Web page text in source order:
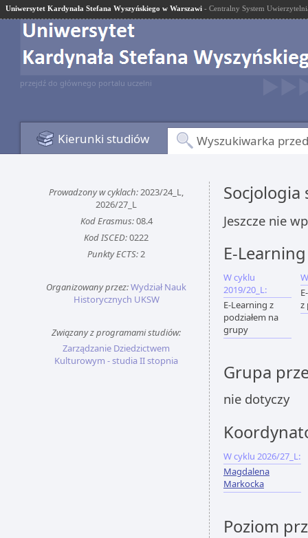
Uniwersytet Kardynała Stefana Wyszyńskiego w Warszawi - Centralny System
przejdź do głównego portalu uczelni
Kierunki studiów Wyszukiwarka
Prowadzony w cyklach:2023/24_L,
2026/27_L
Kod Erasmus:08.4
Kod ISCED:0222
Punkty ECTS:2
Organizowany przez:Wydział Nauk
Historycznych UKSW
Związany z programami studiów:
Zarządzanie Dziedzictwem
Kulturowym - studia II stopnia
Socjologia
Jeszcze nie
E-Learning
W cyklu
2019/20_L:
E-Learning z
podziałem na
grupy
z
Grupa
nie dotyczy
W cyklu 2026/27_L:
Magdalena
Markocka
Poziom